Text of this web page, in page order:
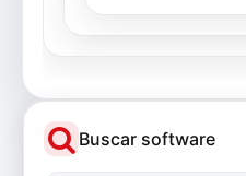
Buscar software